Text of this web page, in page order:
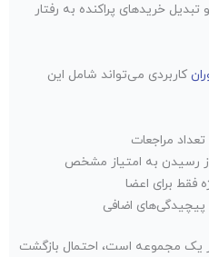
خریدهای پراکنده به رفتار
کاربردی می‌تواند شامل این
مراجعات
رسیدن به امتیاز مشخص
فقط برای اعضا
اضافی
مجموعه است، احتمال بازگشت